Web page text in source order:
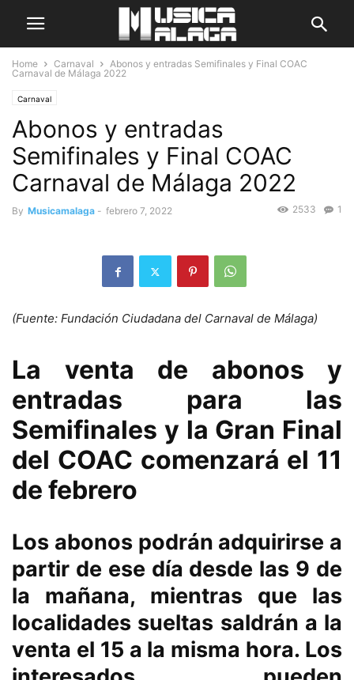
Home Carnaval
Abonos y entradas Semifinales y Final COAC
Carnaval de Málaga 2022
Carnaval
Abonos y entradas
Semifinales y Final COAC
Carnaval de Málaga 2022
By Musicamalaga - febrero 7, 2022 1
2533
(Fuente: Fundación Ciudadana del Carnaval de Málaga)
La venta de abonos y
entradas para las
Semifinales y la Gran Final
del COAC comenzará el 11
de febrero
Los abonos podrán adquirirse a
partir de ese día desde las 9 de
la mañana, mientras que las
localidades sueltas saldrán a la
venta el 15 a la misma hora. Los